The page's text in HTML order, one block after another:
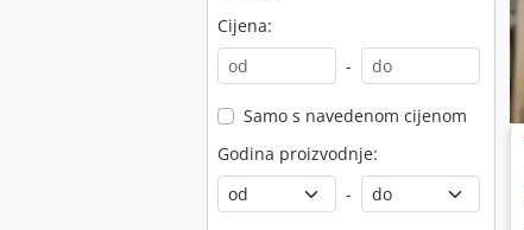
Cijena:
-
Samo s navedenom cijenom
Godina proizvodnje:
-